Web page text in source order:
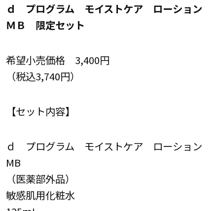
ｄ プログラム モイストケア ローション
ＭＢ 限定セット
希望小売価格 3,400円
（税込3,740円）
【セット内容】
ｄ プログラム モイストケア ローション
MB
（医薬部外品）
敏感肌用化粧水